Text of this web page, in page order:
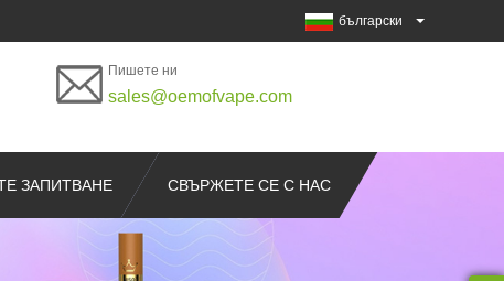
български
Пишете ни
sales@oemofvape.com
ЗАПИТВАНЕ СВЪРЖЕТЕ СЕ С НАС